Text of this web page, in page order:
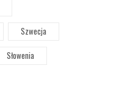
Szwecja
Słowenia